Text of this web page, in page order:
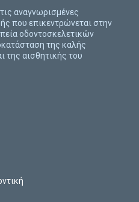
αναγνωρισμένες
που επικεντρώνεται στην
οδοντοσκελετικών
της καλής
της αισθητικής του